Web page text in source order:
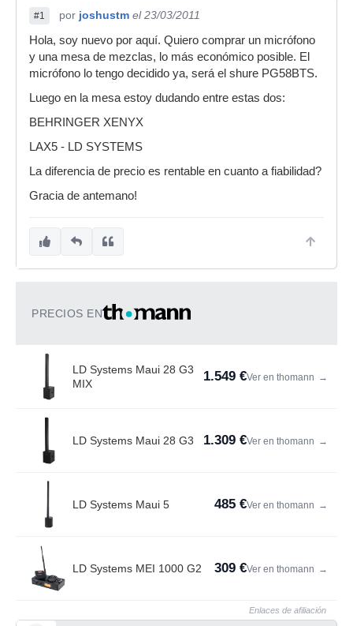
#1 por joshustm el 23/03/2011
Hola, soy nuevo por aquí. Quiero comprar un micrófono
y una mesa de mezclas, lo más económico posible. El
micrófono lo tengo decidido ya, será el shure PG58BTS.
Luego en la mesa estoy dudando entre estas dos:
BEHRINGER XENYX
LAX5 - LD SYSTEMS
La diferencia de precio es rentable en cuanto a fiabilidad?
Gracia de antemano!
PRECIOS EN
LD Systems Maui 28 G3
MIX
1.549 €Ver en thomann →
LD Systems Maui 28 G3 1.309 €Ver en thomann →
LD Systems Maui 5 485 €Ver en thomann →
LD Systems MEI 1000 G2 309 €Ver en thomann →
Enlaces de afiliación